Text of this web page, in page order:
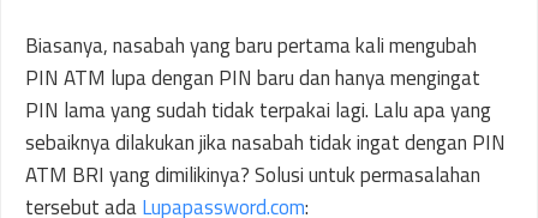
Biasanya, nasabah yang baru pertama kali mengubah
PIN ATM lupa dengan PIN baru dan hanya mengingat
PIN lama yang sudah tidak terpakai lagi. Lalu apa yang
sebaiknya dilakukan jika nasabah tidak ingat dengan PIN
ATM BRI yang dimilikinya? Solusi untuk permasalahan
tersebut adaLupapassword.com: